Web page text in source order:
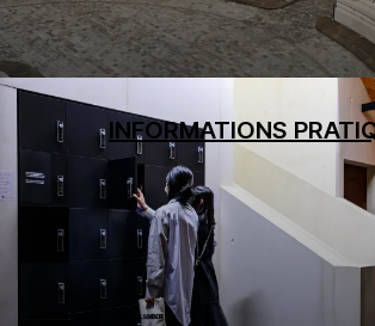
INFORMATIONS